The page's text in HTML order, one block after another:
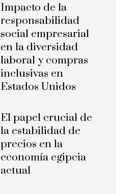
Impacto de la
responsabilidad
social empresarial
en la diversidad
laboral y compras
inclusivas en
Estados Unidos
El papel crucial de
la estabilidad de
precios en la
economía egipcia
actual